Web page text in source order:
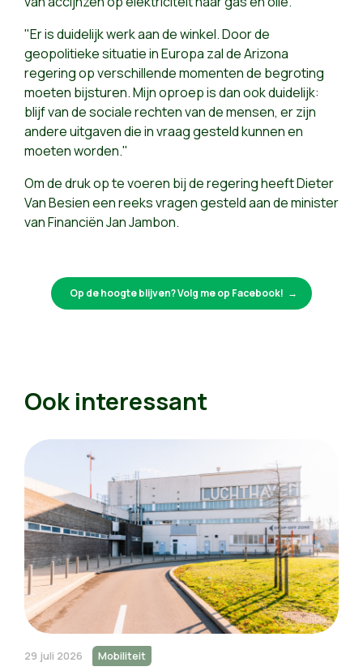
"Er is duidelijk werk aan de winkel. Door de
geopolitieke situatie in Europa zal de Arizona
regering op verschillende momenten de begroting
moeten bijsturen. Mijn oproep is dan ook duidelijk:
blijf van de sociale rechten van de mensen, er zijn
andere uitgaven die in vraag gesteld kunnen en
moeten worden."
Om de druk op te voeren bij de regering heeft Dieter
Van Besien een reeks vragen gesteld aan de minister
van Financiën Jan Jambon.
Op de hoogte blijven? Volg me op Facebook!
Ook interessant
29 juli 2026 Mobiliteit